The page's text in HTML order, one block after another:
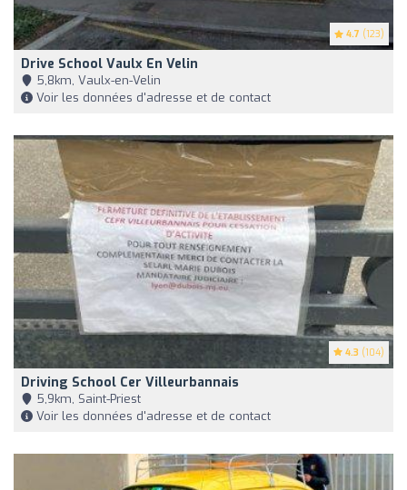
4.7 (123)
Drive School Vaulx En Velin
5,8km, Vaulx-en-Velin
Voir les données d'adresse et de contact
4.3 (104)
Driving School Cer Villeurbannais
5,9km, Saint-Priest
Voir les données d'adresse et de contact